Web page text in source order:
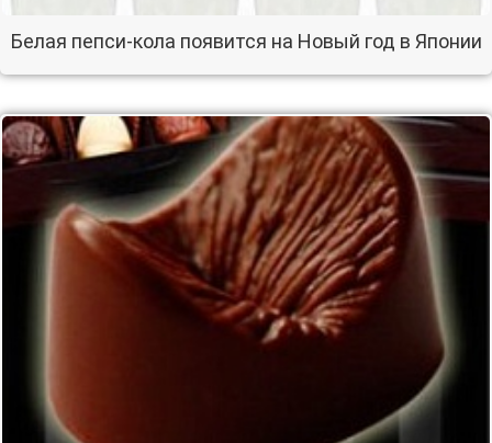
Белая пепси-кола появится на Новый год в Японии